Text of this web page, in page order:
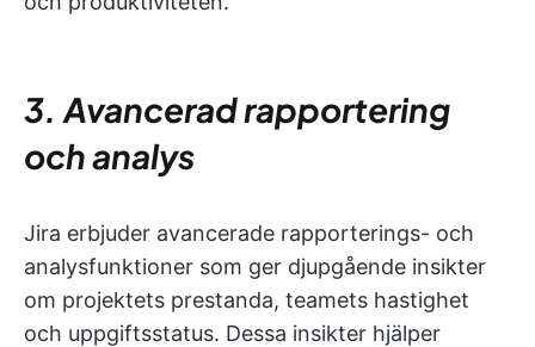
3. Avancerad rapportering
och analys
Jira erbjuder avancerade rapporterings- och
analysfunktioner som ger djupgående insikter
om projektets prestanda, teamets hastighet
och uppgiftsstatus. Dessa insikter hjälper